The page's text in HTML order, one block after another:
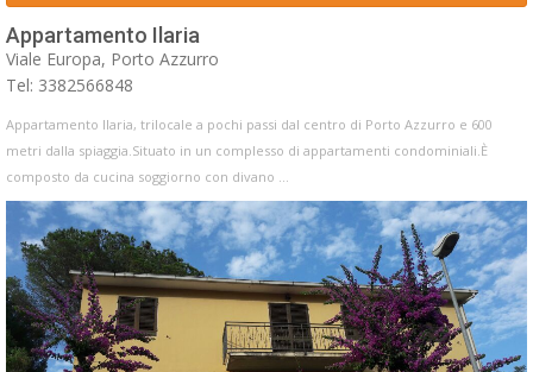
Appartamento Ilaria
Viale Europa, Porto Azzurro
Tel: 3382566848
Appartamento Ilaria, trilocale a pochi passi dal centro di Porto Azzurro e 600
metri dalla spiaggia.Situato in un complesso di appartamenti condominiali.È
composto da cucina soggiorno con divano ...